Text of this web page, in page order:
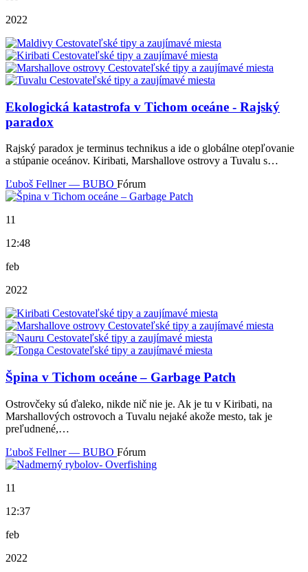
2022
Ekologická katastrofa v Tichom oceáne - Rajský
paradox
Rajský paradox je terminus technikus a ide o globálne otepľovanie
a stúpanie oceánov. Kiribati, Marshallove ostrovy a Tuvalu s…
Ľuboš Fellner — BUBO Fórum
11
12:48
feb
2022
Špina v Tichom oceáne – Garbage Patch
Ostrovčeky sú ďaleko, nikde nič nie je. Ak je tu v Kiribati, na
Marshallových ostrovoch a Tuvalu nejaké akože mesto, tak je
preľudnené,…
Ľuboš Fellner — BUBO Fórum
11
12:37
feb
2022